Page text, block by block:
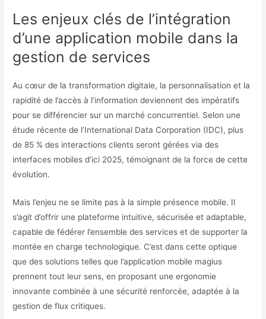
Les enjeux clés de l’intégration
d’une application mobile dans la
gestion de services
Au cœur de la transformation digitale, la personnalisation et la
rapidité de l’accès à l’information deviennent des impératifs
pour se différencier sur un marché concurrentiel. Selon une
étude récente de l’International Data Corporation (IDC), plus
de 85 % des interactions clients seront gérées via des
interfaces mobiles d’ici 2025, témoignant de la force de cette
évolution.
Mais l’enjeu ne se limite pas à la simple présence mobile. Il
s’agit d’offrir une plateforme intuitive, sécurisée et adaptable,
capable de fédérer l’ensemble des services et de supporter la
montée en charge technologique. C’est dans cette optique
que des solutions telles que l’application mobile magius
prennent tout leur sens, en proposant une ergonomie
innovante combinée à une sécurité renforcée, adaptée à la
gestion de flux critiques.